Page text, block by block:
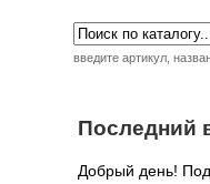
введите артикул,
Последний
Добрый день!